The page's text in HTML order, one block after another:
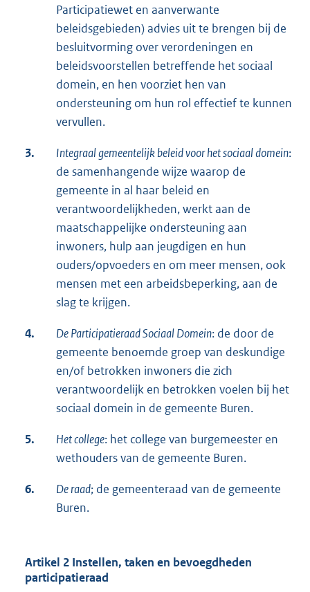
Participatiewet en aanverwante
beleidsgebieden) advies uit te brengen bij de
besluitvorming over verordeningen en
beleidsvoorstellen betreffende het sociaal
domein, en hen voorziet hen van
ondersteuning om hun rol effectief te kunnen
vervullen.
3. Integraal gemeentelijk beleid voor het sociaal domein:
de samenhangende wijze waarop de
gemeente in al haar beleid en
verantwoordelijkheden, werkt aan de
maatschappelijke ondersteuning aan
inwoners, hulp aan jeugdigen en hun
ouders/opvoeders en om meer mensen, ook
mensen met een arbeidsbeperking, aan de
slag te krijgen.
4. De Participatieraad Sociaal Domein: de door de
gemeente benoemde groep van deskundige
en/of betrokken inwoners die zich
verantwoordelijk en betrokken voelen bij het
sociaal domein in de gemeente Buren.
5. Het college: het college van burgemeester en
wethouders van de gemeente Buren.
6. De raad; de gemeenteraad van de gemeente
Buren.
Artikel 2 Instellen, taken en bevoegdheden
participatieraad